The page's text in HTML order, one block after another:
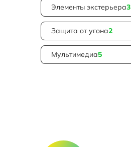
Элементы экстерьера3
Защита от угона2
Мультимедиа5